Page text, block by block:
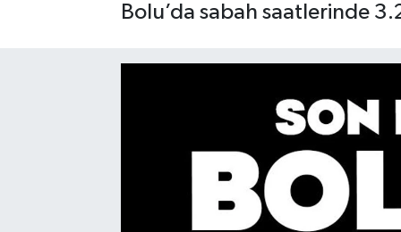
Bolu’da sabah saatlerinde